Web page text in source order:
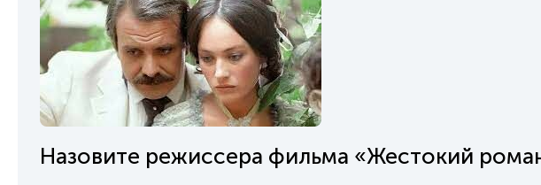
Назовите режиссера фильма «Жестокий